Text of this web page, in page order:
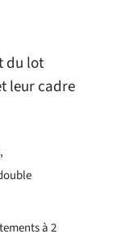
du lot
leur cadre
à 2